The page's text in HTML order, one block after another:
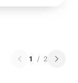
1 / 2